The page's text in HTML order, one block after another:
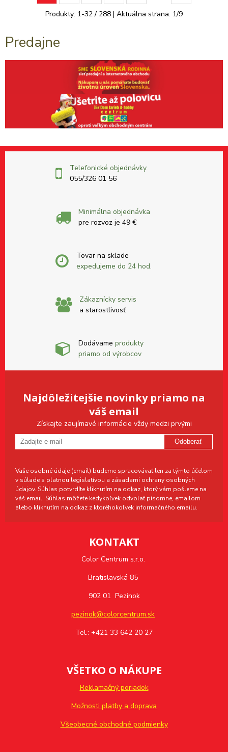
Produkty: 1-32/ 288 | Aktuálna strana: 1/9
Predajne
Telefonické objednávky
055/326 01 56
Minimálna objednávka
pre rozvoz je 49 €
Tovar na sklade
expedujeme do 24 hod.
Zákaznícky servis
a starostlivosť
Dodávame produkty
priamo od výrobcov
Najdôležitejšie novinky priamo na
váš email
Získajte zaujímavé informácie vždy medzi prvými
Odoberať
Vaše osobné údaje (email) budeme spracovávať len za týmto účelom
v súlade s platnou legislatívou a zásadami ochrany osobných
údajov. Súhlas potvrdíte kliknutím na odkaz, ktorý vám pošleme na
váš email. Súhlas môžete kedykoľvek odvolať písomne, emailom
alebo kliknutím na odkaz z ktoréhokoľvek informačného emailu.
KONTAKT
Color Centrum s.r.o.
Bratislavská 85
902 01 Pezinok
pezinok@colorcentrum.sk
Tel.: +421 33 642 20 27
VŠETKO O NÁKUPE
Reklamačný poriadok
Možnosti platby a doprava
Všeobecné obchodné podmienky